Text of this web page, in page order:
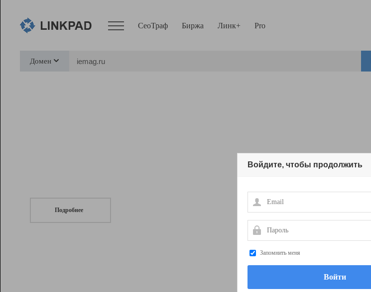
СеоТраф Биржа Линк+ Pro
Домен
Подробнее
Войдите, чтобы продолжить
Email
Пароль
Запомнить меня